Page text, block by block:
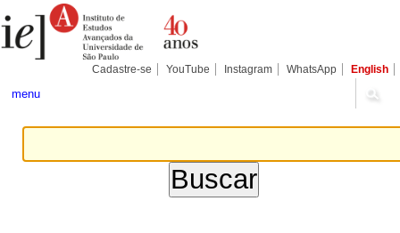
para
conteúdo.
Pessoais
Cadastre-se YouTube Instagram WhatsApp English
menu